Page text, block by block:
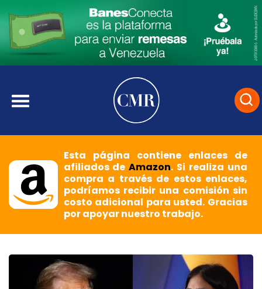
Esta página contiene enlaces de
afiliados deAmazon. Si realiza una
compra a través de estos enlaces,
podríamos recibir una comisión sin
costo adicional para usted. Gracias
por apoyar nuestro trabajo.